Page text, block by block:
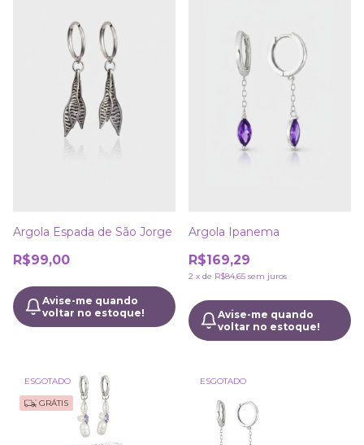
Argola Espada de São Jorge
R$99,00
Avise-me quando
voltar no estoque!
Argola Ipanema
R$169,29
2 x de R$84,65 sem juros
Avise-me quando
voltar no estoque!
ESGOTADO
GRÁTIS
ESGOTADO